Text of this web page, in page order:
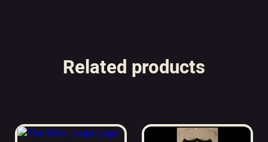
Related products